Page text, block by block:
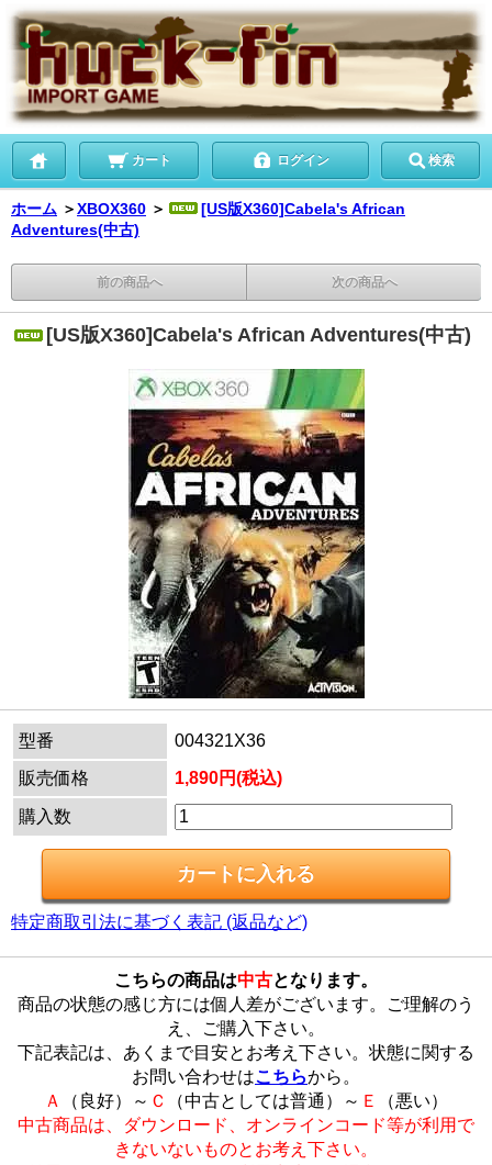
カート ログイン 検索
ホーム ＞XBOX360 ＞
[US版X360]Cabela's African
Adventures(中古)
前の商品へ 次の商品へ
[US版X360]Cabela's African Adventures(中古)
型番
004321X36
販売価格
1,890円(税込)
購入数
特定商取引法に基づく表記 (返品など)
こちらの商品は中古となります。
商品の状態の感じ方には個人差がございます。ご理解のう
え、ご購入下さい。
下記表記は、あくまで目安とお考え下さい。状態に関する
お問い合わせはこちらから。
Ａ
（良好）～ Ｃ （中古としては普通）～ Ｅ
（悪い）
中古商品は、ダウンロード、オンラインコード等が利用で
きないないものとお考え下さい。